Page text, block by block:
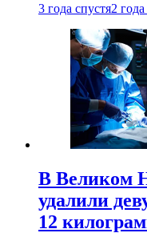
3 года спустя2
В Великом
удалили
12